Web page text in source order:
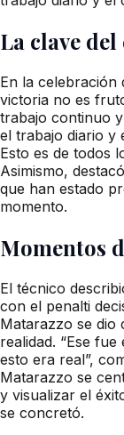
La clave
En la
victoria no es
trabajo continuo
el trabajo diario y
Esto es de todos
Asimismo,
que han estado
momento.
Momentos
El técnico
con el penalti
Matarazzo se dio
realidad. “Ese
esto era real”,
Matarazzo se
y visualizar el
se concretó.